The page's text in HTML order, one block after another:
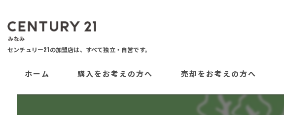
ホーム 購入をお考えの方へ 売却をお考えの方へ